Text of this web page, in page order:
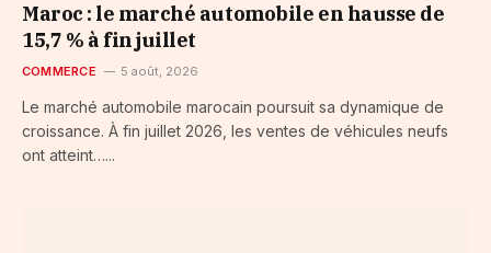
Maroc : le marché automobile en hausse de
15,7 % à fin juillet
COMMERCE 5 août, 2026
Le marché automobile marocain poursuit sa dynamique de
croissance. À fin juillet 2026, les ventes de véhicules neufs
ont atteint…...